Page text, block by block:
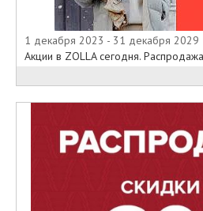
1 декабря 2023 - 31 декабря 2029
Акции в ZOLLA сегодня.